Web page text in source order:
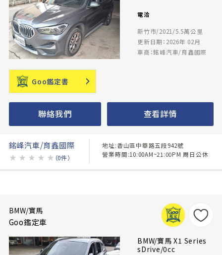
電洽
新竹市/2021/5.5萬公里
更新日期：2026年 02月
車商：銘峰汽車/育鑫國際
Goo鑑定書
聯絡我們 查看詳情
銘峰汽車/育鑫國際
★ ★ ★ ★ ★ （0件）
地址:香山區中華路五段942號
營業時間:10:00AM~21:00PM 周日公休
BMW/寶馬
Goo鑑定車
BMW/寶馬 X1 Series
sDrive/0cc